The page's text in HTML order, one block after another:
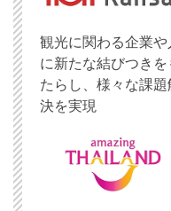
観光に関わる企業や
に新たな結びつきを
たらし、様々な課題
決を実現